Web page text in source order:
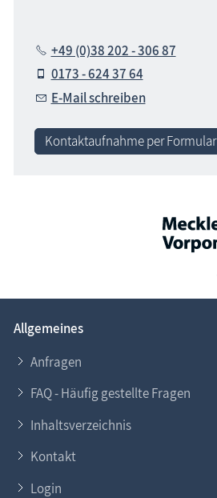
+49 (0)38 202 - 306 87
0173 - 624 37 64
E-Mail schreiben
Kontaktaufnahme per Formular
Allgemeines
Anfragen
FAQ - Häufig gestellte Fragen
Inhaltsverzeichnis
Kontakt
Login